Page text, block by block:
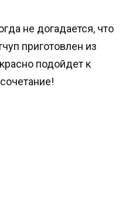
не догадается, что
приготовлен из
подойдет к